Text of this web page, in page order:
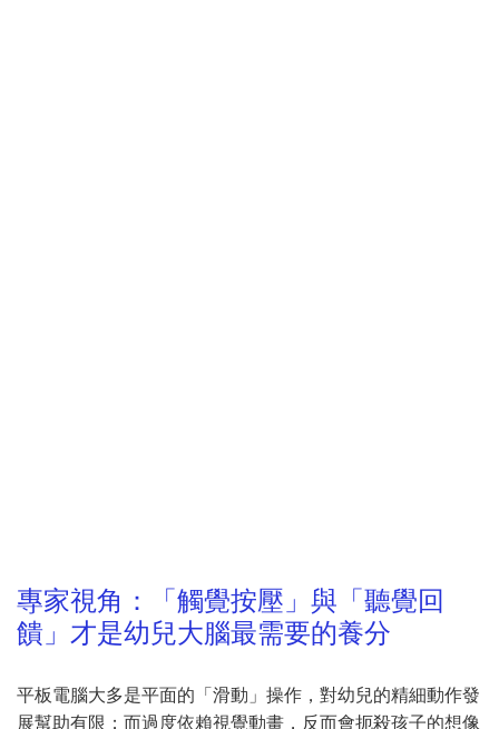
專家視角：「觸覺按壓」與「聽覺回
饋」才是幼兒大腦最需要的養分
平板電腦大多是平面的「滑動」操作，對幼兒的精細動作發
展幫助有限；而過度依賴視覺動畫，反而會扼殺孩子的想像